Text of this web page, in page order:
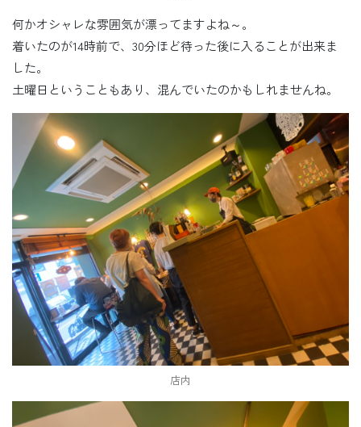
何かオシャレな雰囲気が漂ってますよね～。
着いたのが14時前で、30分ほど待った後に入ることが出来ま
した。
土曜日ということもあり、混んでいたのかもしれませんね。
店内